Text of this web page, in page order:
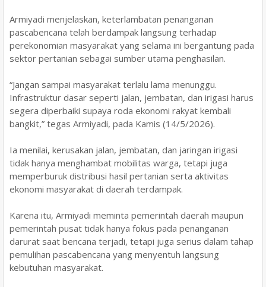
Armiyadi menjelaskan, keterlambatan penanganan
pascabencana telah berdampak langsung terhadap
perekonomian masyarakat yang selama ini bergantung pada
sektor pertanian sebagai sumber utama penghasilan.
“Jangan sampai masyarakat terlalu lama menunggu.
Infrastruktur dasar seperti jalan, jembatan, dan irigasi harus
segera diperbaiki supaya roda ekonomi rakyat kembali
bangkit,” tegas Armiyadi, pada Kamis (14/5/2026).
Ia menilai, kerusakan jalan, jembatan, dan jaringan irigasi
tidak hanya menghambat mobilitas warga, tetapi juga
memperburuk distribusi hasil pertanian serta aktivitas
ekonomi masyarakat di daerah terdampak.
Karena itu, Armiyadi meminta pemerintah daerah maupun
pemerintah pusat tidak hanya fokus pada penanganan
darurat saat bencana terjadi, tetapi juga serius dalam tahap
pemulihan pascabencana yang menyentuh langsung
kebutuhan masyarakat.